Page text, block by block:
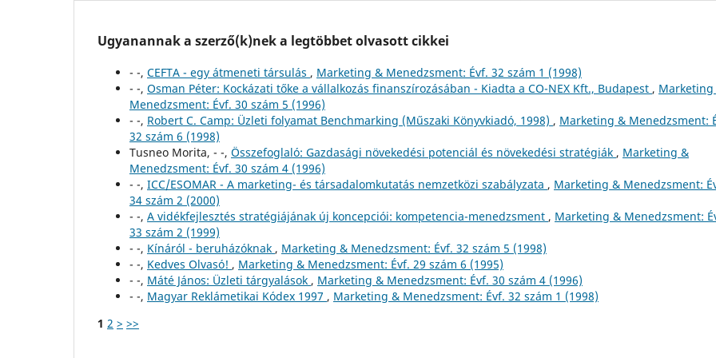
Ugyanannak a szerző(k)nek a legtöbbet olvasott cikkei
- -, CEFTA - egy átmeneti társulás , Marketing & Menedzsment: Évf. 32 szám 1 (1998)
- -, Osman Péter: Kockázati tőke a vállalkozás finanszírozásában - Kiadta a CO-NEX Kft., Budapest , Marketing
Menedzsment: Évf. 30 szám 5 (1996)
- -, Robert C. Camp: Üzleti folyamat Benchmarking (Műszaki Könyvkiadó, 1998) , Marketing & Menedzsment:
32 szám 6 (1998)
Tusneo Morita, - -, Összefoglaló: Gazdasági növekedési potenciál és növekedési stratégiák , Marketing &
Menedzsment: Évf. 30 szám 4 (1996)
- -, ICC/ESOMAR - A marketing- és társadalomkutatás nemzetközi szabályzata , Marketing & Menedzsment:
34 szám 2 (2000)
- -, A vidékfejlesztés stratégiájának új koncepciói: kompetencia-menedzsment , Marketing & Menedzsment:
33 szám 2 (1999)
- -, Kínáról - beruházóknak , Marketing & Menedzsment: Évf. 32 szám 5 (1998)
- -, Kedves Olvasó! , Marketing & Menedzsment: Évf. 29 szám 6 (1995)
- -, Máté János: Üzleti tárgyalások , Marketing & Menedzsment: Évf. 30 szám 4 (1996)
- -, Magyar Reklámetikai Kódex 1997 , Marketing & Menedzsment: Évf. 32 szám 1 (1998)
1 2 > >>